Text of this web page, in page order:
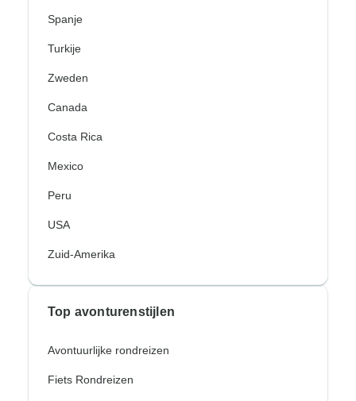
Spanje
Turkije
Zweden
Canada
Costa Rica
Mexico
Peru
USA
Zuid-Amerika
Top avonturenstijlen
Avontuurlijke rondreizen
Fiets Rondreizen